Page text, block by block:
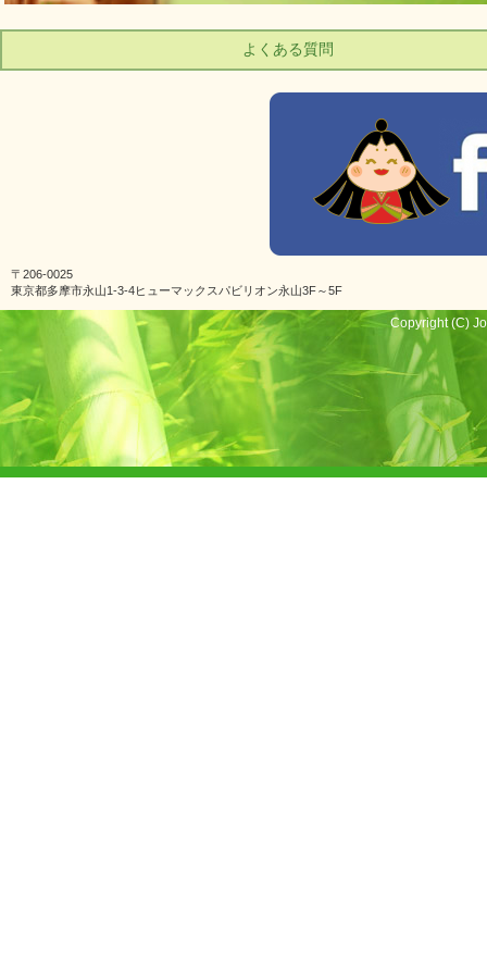
よくある質問
〒206-0025
東京都多摩市永山1-3-4ヒューマックスパビリオン永山3F～5F
Copyright (C)